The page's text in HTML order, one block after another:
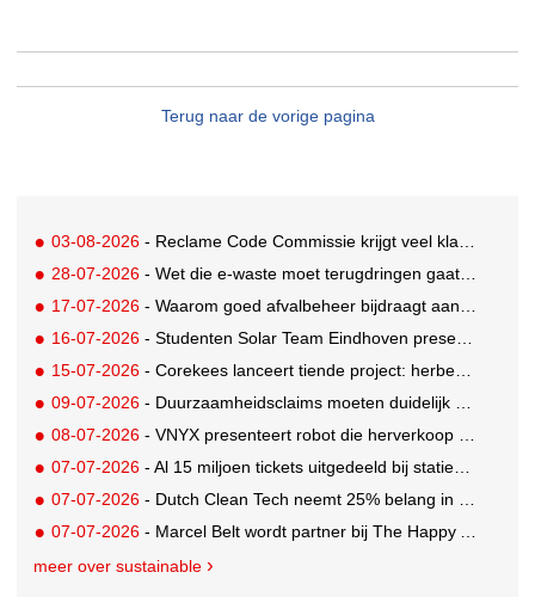
Terug naar de vorige pagina
03-08-2026 - Reclame Code Commissie krijgt veel klachten over duurzaamheidsclaims
28-07-2026 - Wet die e-waste moet terugdringen gaat in, maar veel Nederlanders hebben er nog nooit van gehoord
17-07-2026 - Waarom goed afvalbeheer bijdraagt aan een professionelere bedrijfsvoering
16-07-2026 - Studenten Solar Team Eindhoven presenteren 's werelds eerste zonne-ambulance
15-07-2026 - Corekees lanceert tiende project: herbebossing met koffie
09-07-2026 - Duurzaamheidsclaims moeten duidelijk en controleerbaar zijn vanaf 27 september
08-07-2026 - VNYX presenteert robot die herverkoop van kleding vergemakkelijkt
07-07-2026 - Al 15 miljoen tickets uitgedeeld bij statiegeldwinactie met Tikkie
07-07-2026 - Dutch Clean Tech neemt 25% belang in bijna honderd jaar oud drinkwaterbedrijf in Guatemala
07-07-2026 - Marcel Belt wordt partner bij The Happy Activist
meer over sustainable